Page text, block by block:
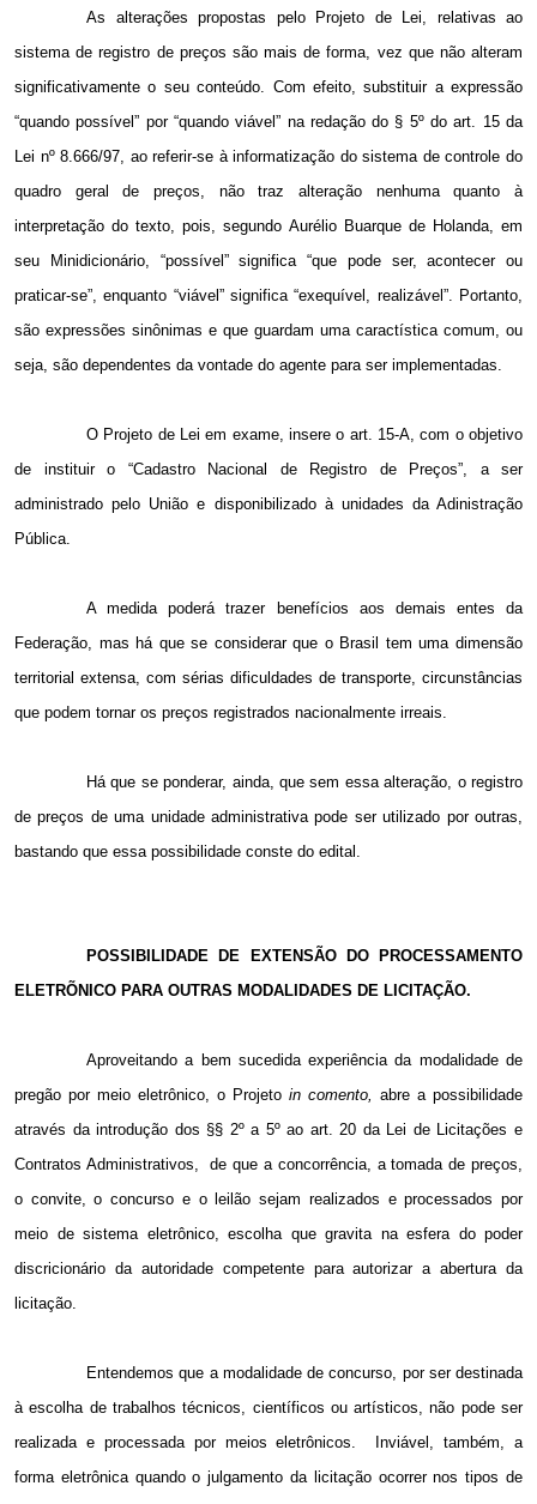
As alterações propostas pelo Projeto de Lei, relativas ao
sistema de registro de preços são mais de forma, vez que não alteram
significativamente o seu conteúdo. Com efeito, substituir a expressão
“quando possível” por “quando viável” na redação do § 5º do art. 15 da
Lei nº 8.666/97, ao referir-se à informatização do sistema de controle do
quadro geral de preços, não traz alteração nenhuma quanto à
interpretação do texto, pois, segundo Aurélio Buarque de Holanda, em
seu Minidicionário, “possível” significa “que pode ser, acontecer ou
praticar-se”, enquanto “viável” significa “exequível, realizável”. Portanto,
são expressões sinônimas e que guardam uma caractística comum, ou
seja, são dependentes da vontade do agente para ser implementadas.
O Projeto de Lei em exame, insere o art. 15-A, com o objetivo
de instituir o “Cadastro Nacional de Registro de Preços”, a ser
administrado pelo União e disponibilizado à unidades da Adinistração
Pública.
A medida poderá trazer benefícios aos demais entes da
Federação, mas há que se considerar que o Brasil tem uma dimensão
territorial extensa, com sérias dificuldades de transporte, circunstâncias
que podem tornar os preços registrados nacionalmente irreais.
Há que se ponderar, ainda, que sem essa alteração, o registro
de preços de uma unidade administrativa pode ser utilizado por outras,
bastando que essa possibilidade conste do edital.
POSSIBILIDADE DE EXTENSÃO DO PROCESSAMENTO
ELETRÕNICO PARA OUTRAS MODALIDADES DE LICITAÇÃO.
Aproveitando a bem sucedida experiência da modalidade de
pregão por meio eletrônico, o Projeto in comento, abre a possibilidade
através da introdução dos §§ 2º a 5º ao art. 20 da Lei de Licitações e
Contratos Administrativos,
de que a concorrência, a tomada de preços,
o convite, o concurso e o leilão sejam realizados e processados por
meio de sistema eletrônico, escolha que gravita na esfera do poder
discricionário da autoridade competente para autorizar a abertura da
licitação.
Entendemos que a modalidade de concurso, por ser destinada
à escolha de trabalhos técnicos, científicos ou artísticos, não pode ser
realizada e processada por meios eletrônicos.
Inviável, também, a
forma eletrônica quando o julgamento da licitação ocorrer nos tipos de